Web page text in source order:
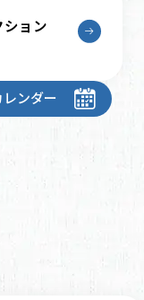
ション
レンダー